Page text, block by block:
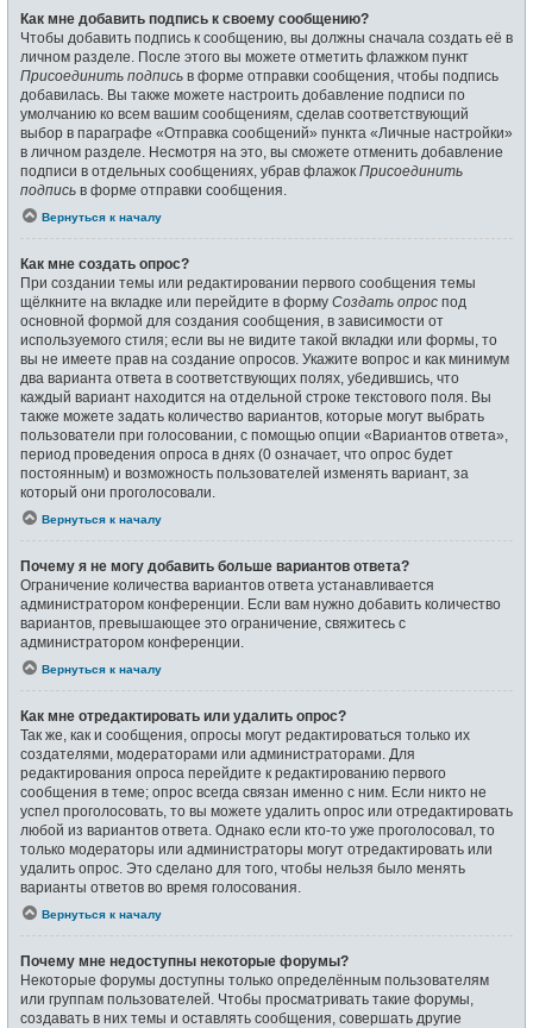
Как мне добавить подпись к своему сообщению?
Чтобы добавить подпись к сообщению, вы должны сначала создать её в
личном разделе. После этого вы можете отметить флажком пункт
Присоединить подпись в форме отправки сообщения, чтобы подпись
добавилась. Вы также можете настроить добавление подписи по
умолчанию ко всем вашим сообщениям, сделав соответствующий
выбор в параграфе «Отправка сообщений» пункта «Личные настройки»
в личном разделе. Несмотря на это, вы сможете отменить добавление
подписи в отдельных сообщениях, убрав флажок Присоединить
подпись в форме отправки сообщения.
Вернуться к началу
Как мне создать опрос?
При создании темы или редактировании первого сообщения темы
щёлкните на вкладке или перейдите в форму Создать опрос под
основной формой для создания сообщения, в зависимости от
используемого стиля; если вы не видите такой вкладки или формы, то
вы не имеете прав на создание опросов. Укажите вопрос и как минимум
два варианта ответа в соответствующих полях, убедившись, что
каждый вариант находится на отдельной строке текстового поля. Вы
также можете задать количество вариантов, которые могут выбрать
пользователи при голосовании, с помощью опции «Вариантов ответа»,
период проведения опроса в днях (0 означает, что опрос будет
постоянным) и возможность пользователей изменять вариант, за
который они проголосовали.
Вернуться к началу
Почему я не могу добавить больше вариантов ответа?
Ограничение количества вариантов ответа устанавливается
администратором конференции. Если вам нужно добавить количество
вариантов, превышающее это ограничение, свяжитесь с
администратором конференции.
Вернуться к началу
Как мне отредактировать или удалить опрос?
Так же, как и сообщения, опросы могут редактироваться только их
создателями, модераторами или администраторами. Для
редактирования опроса перейдите к редактированию первого
сообщения в теме; опрос всегда связан именно с ним. Если никто не
успел проголосовать, то вы можете удалить опрос или отредактировать
любой из вариантов ответа. Однако если кто-то уже проголосовал, то
только модераторы или администраторы могут отредактировать или
удалить опрос. Это сделано для того, чтобы нельзя было менять
варианты ответов во время голосования.
Вернуться к началу
Почему мне недоступны некоторые форумы?
Некоторые форумы доступны только определённым пользователям
или группам пользователей. Чтобы просматривать такие форумы,
создавать в них темы и оставлять сообщения, совершать другие